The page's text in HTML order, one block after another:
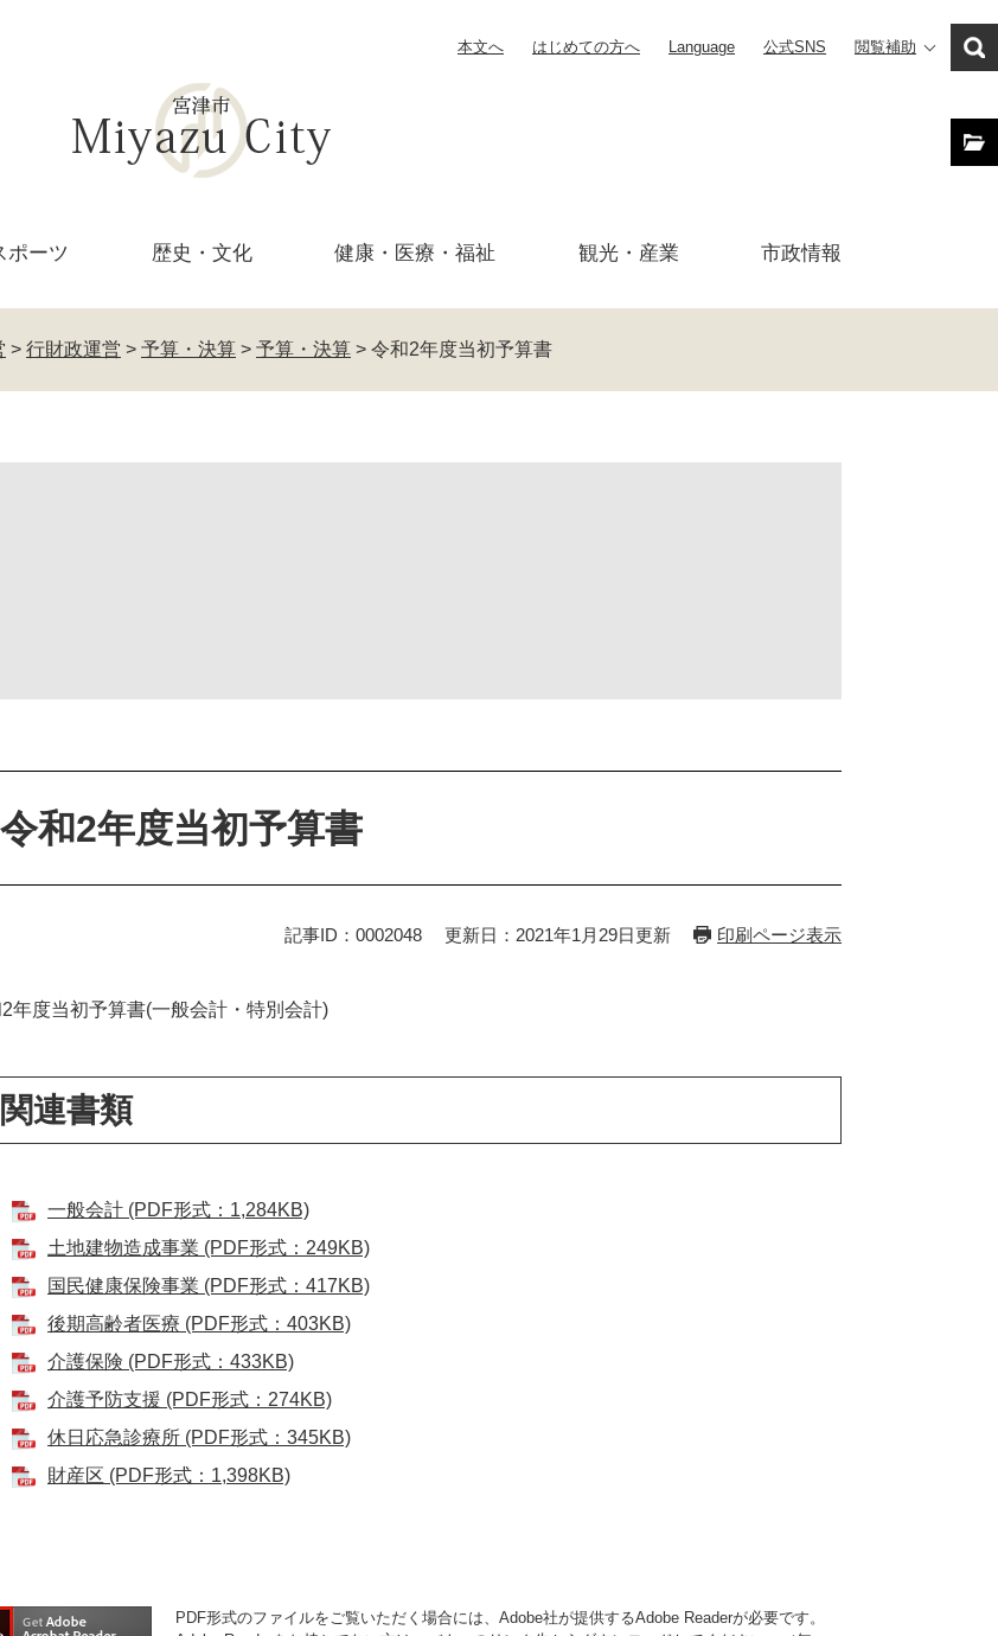
本文へ はじめての方へ Language 公式SNS 閲覧補助
ポーツ 歴史・文化 健康・医療・ 福祉 観光・産業 市政情報
> 行財政運営 > 予算・決算 > 予算・決算 > 令和2年度当初予算書
令和2年度当初予算書
記事ID：0002048 更新日：2021年1月29日更新 印刷ページ表示
年度当初予算書(一般会計・特別会計)
関連書類
一般会計 (PDF形式：1,284KB)
土地建物造成事業 (PDF形式：249KB)
国民健康保険事業 (PDF形式：417KB)
後期高齢者医療 (PDF形式：403KB)
介護保険 (PDF形式：433KB)
介護予防支援 (PDF形式：274KB)
休日応急診療所 (PDF形式：345KB)
財産区 (PDF形式：1,398KB)
PDF形式のファイルをご覧いただく場合には、Adobe社が提供するAdobe Readerが必要です。